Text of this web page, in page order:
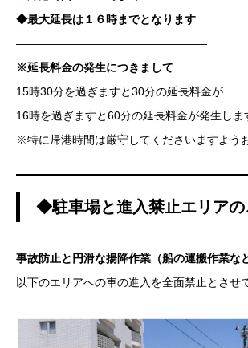
◆最大延長は１６時までとなります
—————————————————
※延長料金の発生につきまして
15時30分を過ぎますと30分の延長料金が
16時を過ぎますと60分の延長料金が発生しま
※特に帰港時間は厳守してくださいますよう
◆駐車場と進入禁止エリアの
事故防止と円滑な揚降作業（船の運搬作業など
以下のエリアへの車の進入を全面禁止とさせ